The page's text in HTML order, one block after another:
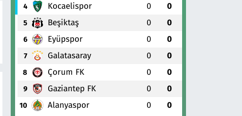
4 Kocaelispor 0 0
5 Beşiktaş 0 0
6 Eyüpspor 0 0
7 Galatasaray 0 0
8 Çorum FK 0 0
9 Gaziantep FK 0 0
10 Alanyaspor 0 0